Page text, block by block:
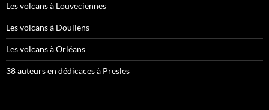
Les volcans à Louveciennes
Les volcans à Doullens
Les volcans à Orléans
38 auteurs en dédicaces à Presles